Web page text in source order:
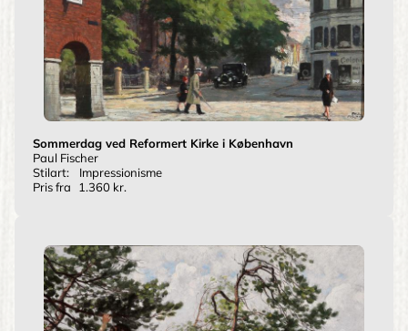
Sommerdag ved Reformert Kirke i København
Paul Fischer
Stilart:
Impressionisme
Pris fra
1.360 kr.